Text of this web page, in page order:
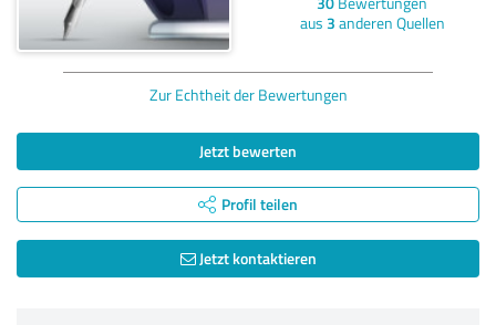
aus 3 anderen Quellen
Zur Echtheit der Bewertungen
Jetzt bewerten
Profil teilen
Jetzt kontaktieren